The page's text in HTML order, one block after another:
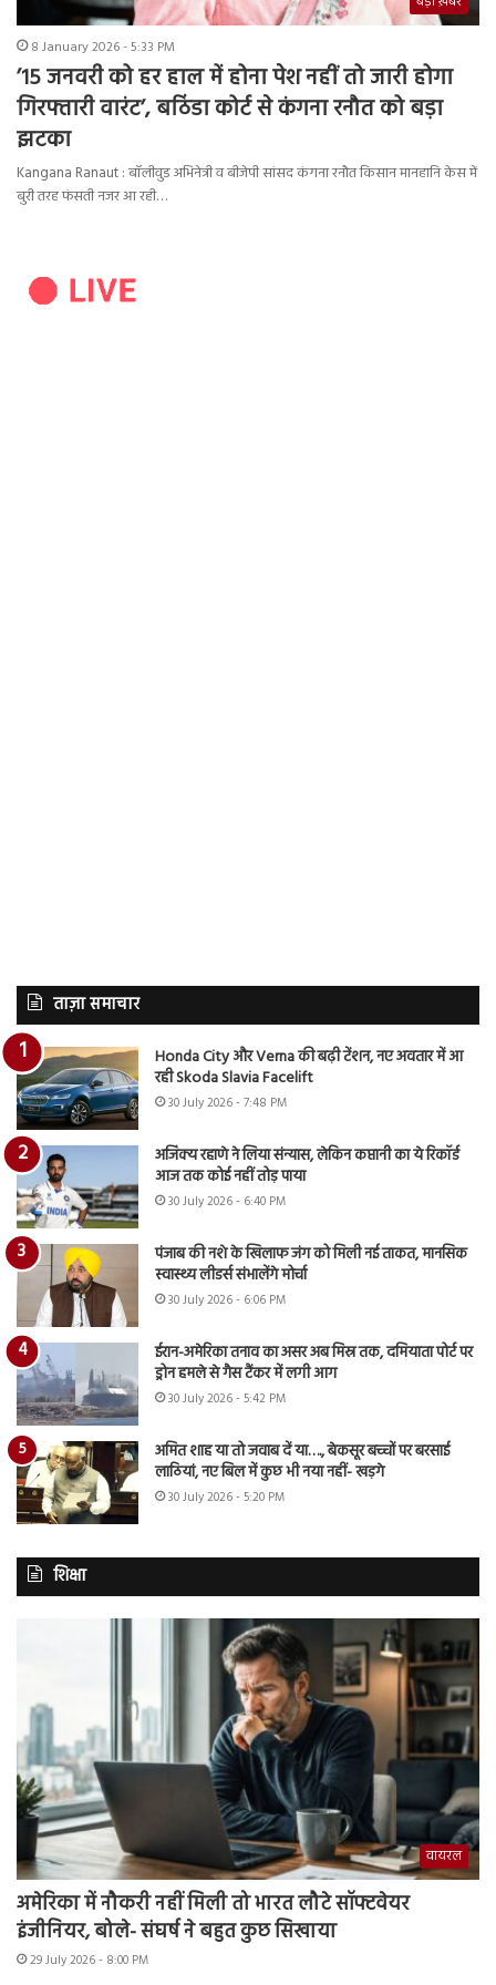
8 January 2026 - 5:33 PM
’15 जनवरी को हर हाल में होना पेश नहीं तो जारी होगा
गिरफ्तारी वारंट’, बठिंडा कोर्ट से कंगना रनौत को बड़ा
झटका
Kangana Ranaut : बॉलीवुड अभिनेत्री व बीजेपी सांसद कंगना रनौत किसान मानहानि केस में
बुरी तरह फंसती नजर आ रही…
ताज़ा समाचार
Honda City और Verna की बढ़ी टेंशन, नए अवतार में आ
रही Skoda Slavia Facelift
30 July 2026 - 7:48 PM
अजिंक्य रहाणे ने लिया संन्यास, लेकिन कप्तानी का ये रिकॉर्ड
आज तक कोई नहीं तोड़ पाया
30 July 2026 - 6:40 PM
पंजाब की नशे के खिलाफ जंग को मिली नई ताकत, मानसिक
स्वास्थ्य लीडर्स संभालेंगे मोर्चा
30 July 2026 - 6:06 PM
ईरान-अमेरिका तनाव का असर अब मिस्र तक, दमियाता पोर्ट पर
ड्रोन हमले से गैस टैंकर में लगी आग
30 July 2026 - 5:42 PM
अमित शाह या तो जवाब दें या…., बेकसूर बच्चों पर बरसाई
लाठियां, नए बिल में कुछ भी नया नहीं- खड़गे
30 July 2026 - 5:20 PM
शिक्षा
वायरल
अमेरिका में नौकरी नहीं मिली तो भारत लौटे सॉफ्टवेयर
इंजीनियर, बोले- संघर्ष ने बहुत कुछ सिखाया
29 July 2026 - 8:00 PM